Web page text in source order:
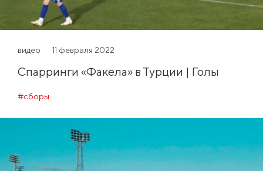
видео 11 февраля 2022
Спарринги «Факела» в Турции | Голы
#сборы